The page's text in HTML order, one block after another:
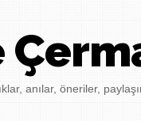
anılar, öneriler,